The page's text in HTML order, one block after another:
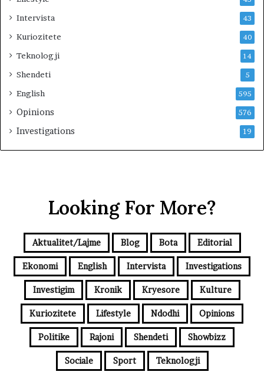
Intervista 43
Kuriozitete 40
Teknologji 14
Shendeti 5
English 595
Opinions 576
Investigations 19
Looking For More?
Aktualitet/Lajme Blog Bota Editorial
Ekonomi English Intervista Investigations
Investigim Kronik Kryesore Kulture
Kuriozitete Lifestyle Ndodhi Opinions
Politike Rajoni Shendeti Showbizz
Sociale Sport Teknologji